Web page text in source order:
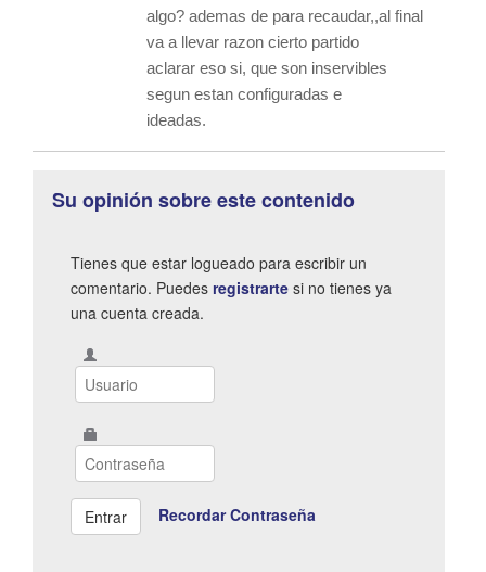
algo? ademas de para recaudar,,al final
va a llevar razon cierto partido
aclarar eso si, que son inservibles
segun estan configuradas e
ideadas.
Su opinión sobre este contenido
Tienes que estar logueado para escribir un
comentario. Puedes registrarte si no tienes ya
una cuenta creada.
Recordar Contraseña